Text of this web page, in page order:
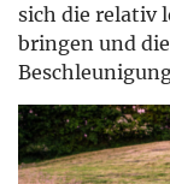
sich die relativ
bringen und